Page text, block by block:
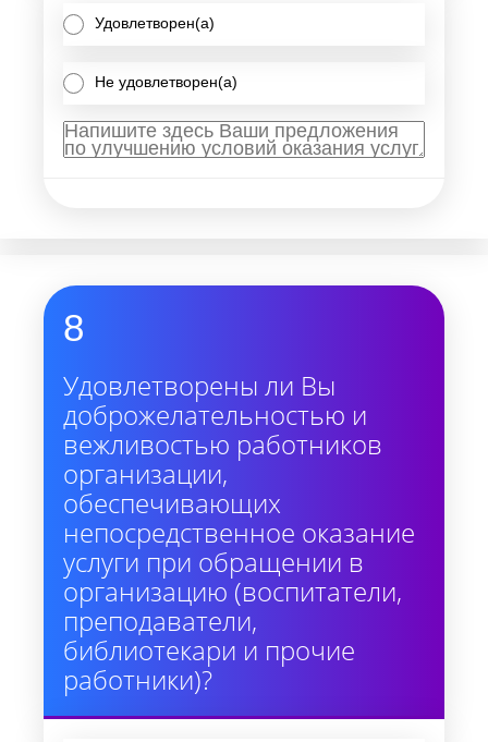
Удовлетворен(а)
Не удовлетворен(а)
8
Удовлетворены ли Вы
доброжелательностью и
вежливостью работников
организации,
обеспечивающих
непосредственное оказание
услуги при обращении в
организацию (воспитатели,
преподаватели,
библиотекари и прочие
работники)?